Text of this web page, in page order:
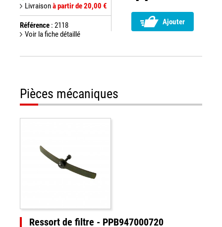
Livraisonà partir de 20,00 €
Référence : 2118
Voir la fiche détaillé
Ajouter
Pièces mécaniques
Ressort de filtre - PPB947000720